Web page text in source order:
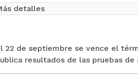
22 de septiembre se vence el
resultados de las pruebas
detalles